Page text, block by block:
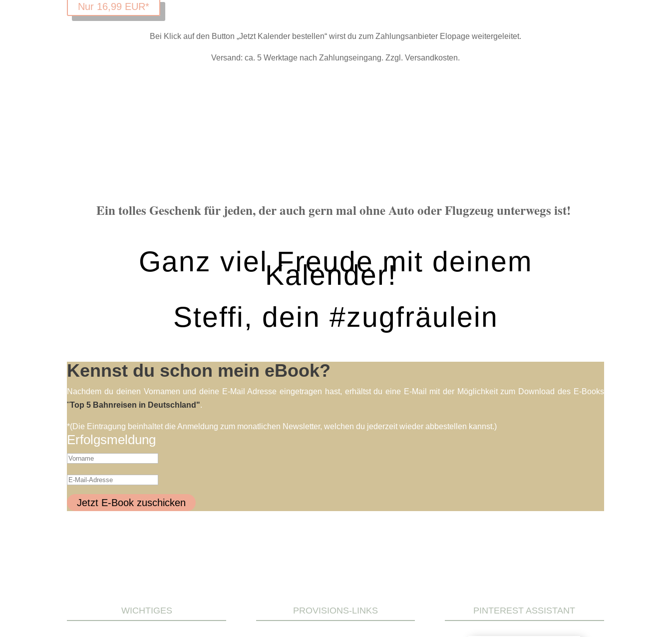
Nur 16,99 EUR*
Bei Klick auf den Button „Jetzt Kalender bestellen“ wirst du zum Zahlungsanbieter Elopage weitergeleitet.
Versand: ca. 5 Werktage nach Zahlungseingang. Zzgl. Versandkosten.
Ein tolles Geschenk für jeden, der auch gern mal ohne Auto oder Flugzeug unterwegs ist!
Ganz viel Freude mit deinem
Kalender!
Steffi, dein #zugfräulein
Kennst du schon mein eBook?
Nachdem du deinen Vornamen und deine E-Mail Adresse eingetragen hast, erhältst du eine E-Mail mit der Möglichkeit zum Download des E-Books
"Top 5 Bahnreisen in Deutschland".
*(Die Eintragung beinhaltet die Anmeldung zum monatlichen Newsletter, welchen du jederzeit wieder abbestellen kannst.)
Erfolgsmeldung
Jetzt E-Book zuschicken
WICHTIGES PROVISIONS-LINKS PINTEREST ASSISTANT